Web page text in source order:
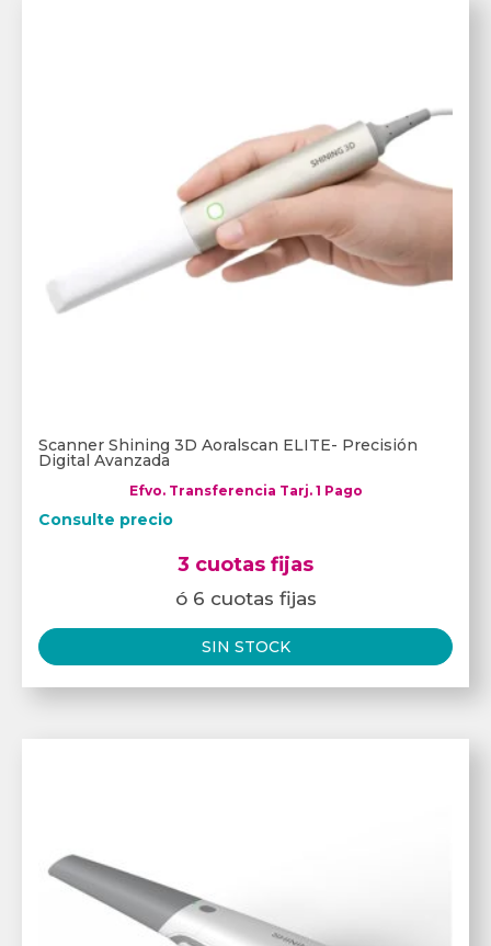
Scanner Shining 3D Aoralscan ELITE- Precisión
Digital Avanzada
Efvo. Transferencia Tarj. 1 Pago
Consulte precio
3 cuotas fijas
ó 6 cuotas fijas
SIN STOCK